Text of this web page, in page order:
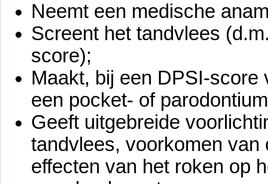
Neemt een medische
Screent het tandvlees
score);
Maakt, bij een DPSI-score
een pocket- of
Geeft uitgebreide
tandvlees, voorkomen
effecten van het roken op